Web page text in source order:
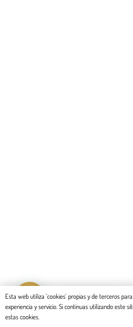
Reserva tu cita
Esta web utiliza 'cookies' propias y de terceros
experiencia y servicio. Si continuas utilizando este
estas cookies.